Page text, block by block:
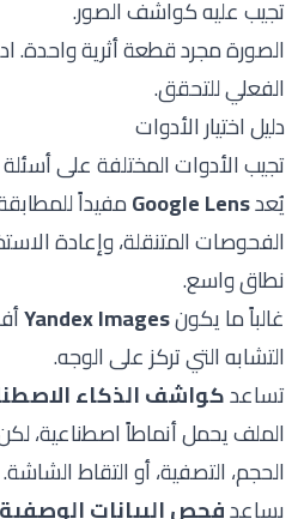
تجيب عليه كواشف الصور.
الصورة مجرد قطعة أثرية واحدة.
الفعلي للتحقق.
دليل اختيار الأدوات
تجيب الأدوات المختلفة على
يُعدGoogle Lensمفيداً
الفحوصات المتنقلة، وإعادة
نطاق واسع.
غالباً ما يكونYandex Images
التشابه التي تركز على الوجه.
تساعدكواشف الذكاء
الملف يحمل أنماطاً اصطناعية،
الحجم، التصفية، أو التقاط الشاشة.
يساعدفحص البيانات الوصفية